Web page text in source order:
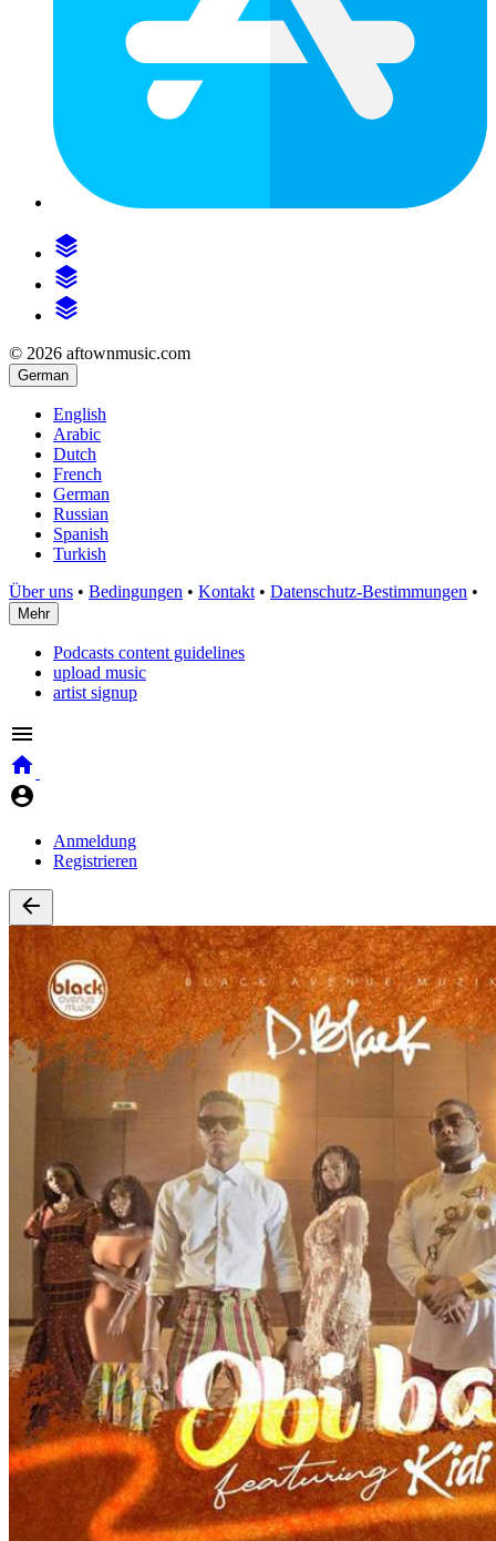
© 2026 aftownmusic.com
German
English
Arabic
Dutch
French
German
Russian
Spanish
Turkish
Über uns • Bedingungen • Kontakt • Datenschutz-Bestimmungen •
Mehr
Podcasts content guidelines
upload music
artist signup
Anmeldung
Registrieren